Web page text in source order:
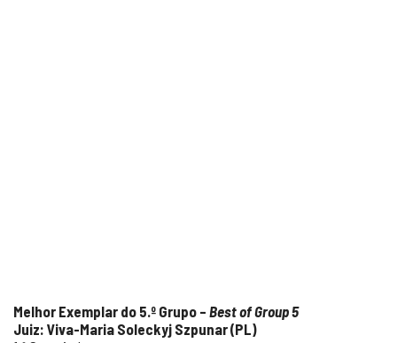
Melhor Exemplar do 5.º Grupo – Best of Group 5
Juiz: Viva-Maria Soleckyj Szpunar (PL)